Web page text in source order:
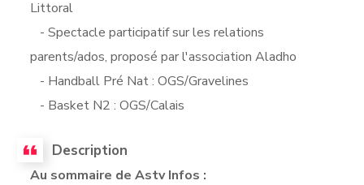
Littoral
- Spectacle participatif sur les relations
parents/ados, proposé par l'association Aladho
- Handball Pré Nat : OGS/Gravelines
- Basket N2 : OGS/Calais
Description
Au sommaire de Astv Infos :